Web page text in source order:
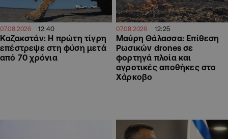
07.08.2026 12:40
Καζακστάν: Η πρώτη τίγρη
επέστρεψε στη φύση μετά
από 70 χρόνια
07.08.2026 12:25
Μαύρη Θάλασσα: Επίθεση
Ρωσικών drones σε
φορτηγά πλοία και
αγροτικές αποθήκες στο
Χάρκοβο